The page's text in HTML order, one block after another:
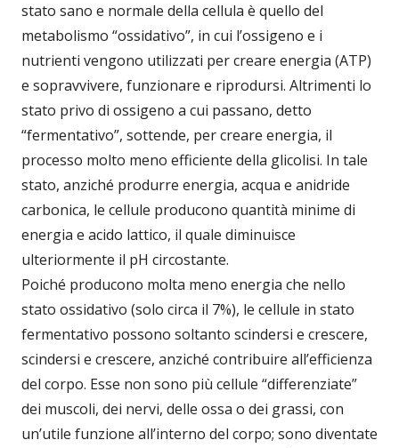
stato sano e normale della cellula è quello del
metabolismo “ossidativo”, in cui l’ossigeno e i
nutrienti vengono utilizzati per creare energia (ATP)
e sopravvivere, funzionare e riprodursi. Altrimenti lo
stato privo di ossigeno a cui passano, detto
“fermentativo”, sottende, per creare energia, il
processo molto meno efficiente della glicolisi. In tale
stato, anziché produrre energia, acqua e anidride
carbonica, le cellule producono quantità minime di
energia e acido lattico, il quale diminuisce
ulteriormente il pH circostante.
Poiché producono molta meno energia che nello
stato ossidativo (solo circa il 7%), le cellule in stato
fermentativo possono soltanto scindersi e crescere,
scindersi e crescere, anziché contribuire all’efficienza
del corpo. Esse non sono più cellule “differenziate”
dei muscoli, dei nervi, delle ossa o dei grassi, con
un’utile funzione all’interno del corpo; sono diventate